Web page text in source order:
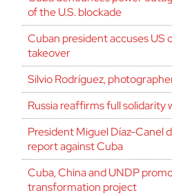
of the U.S. blockade
Cuban president accuses US
takeover
Silvio Rodríguez,
Russia reaffirms full solidarity
President Miguel Díaz-Canel
report against Cuba
Cuba, China and UNDP
transformation project